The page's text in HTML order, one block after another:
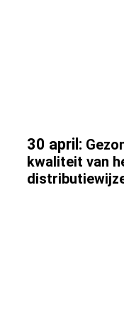
30 april:
kwaliteit van